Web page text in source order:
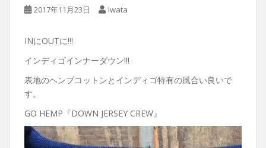
2017年11月23日 Iwata
INにOUTに!!!
インディゴインナーダウン!!!
表地のヘンプコットンとインディゴ特有の風合い良いで
す。
GO HEMP『DOWN JERSEY CREW』